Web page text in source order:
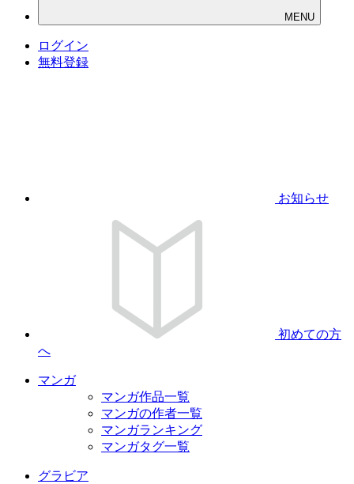
MENU
ログイン
無料登録
お知らせ
初めての方
へ
マンガ
マンガ作品一覧
マンガの作者一覧
マンガランキング
マンガタグ一覧
グラビア